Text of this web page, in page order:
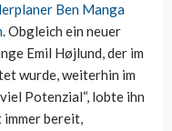
Ben Manga
. Obgleich ein neuer
Emil Højlund, der im
wurde, weiterhin im
Potenzial“, lobte ihn
immer bereit,